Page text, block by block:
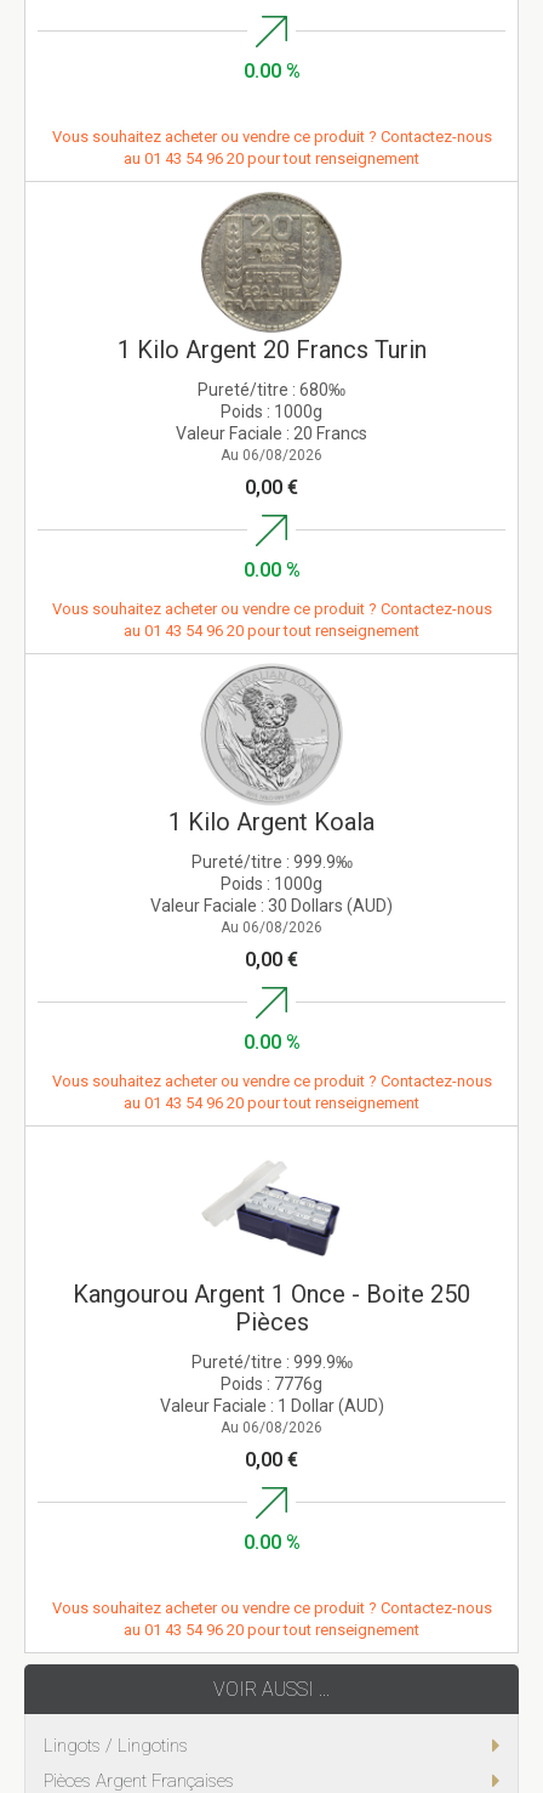
0.00 %
Vous souhaitez acheter ou vendre ce produit ? Contactez-nous
au 01 43 54 96 20 pour tout renseignement
1 Kilo Argent 20 Francs Turin
Pureté/titre : 680‰
Poids : 1000g
Valeur Faciale : 20 Francs
Au 06/08/2026
0,00 €
0.00 %
Vous souhaitez acheter ou vendre ce produit ? Contactez-nous
au 01 43 54 96 20 pour tout renseignement
1 Kilo Argent Koala
Pureté/titre : 999.9‰
Poids : 1000g
Valeur Faciale : 30 Dollars (AUD)
Au 06/08/2026
0,00 €
0.00 %
Vous souhaitez acheter ou vendre ce produit ? Contactez-nous
au 01 43 54 96 20 pour tout renseignement
Kangourou Argent 1 Once - Boite 250
Pièces
Pureté/titre : 999.9‰
Poids : 7776g
Valeur Faciale : 1 Dollar (AUD)
Au 06/08/2026
0,00 €
0.00 %
Vous souhaitez acheter ou vendre ce produit ? Contactez-nous
au 01 43 54 96 20 pour tout renseignement
VOIR AUSSI ...
Lingots / Lingotins
Pièces Argent Françaises